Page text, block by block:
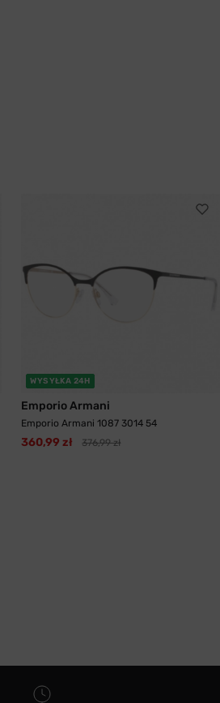
WYSYŁKA 24H
Emporio Armani
Emporio Armani 1087 3014 54
360,99 zł 376,99 zł